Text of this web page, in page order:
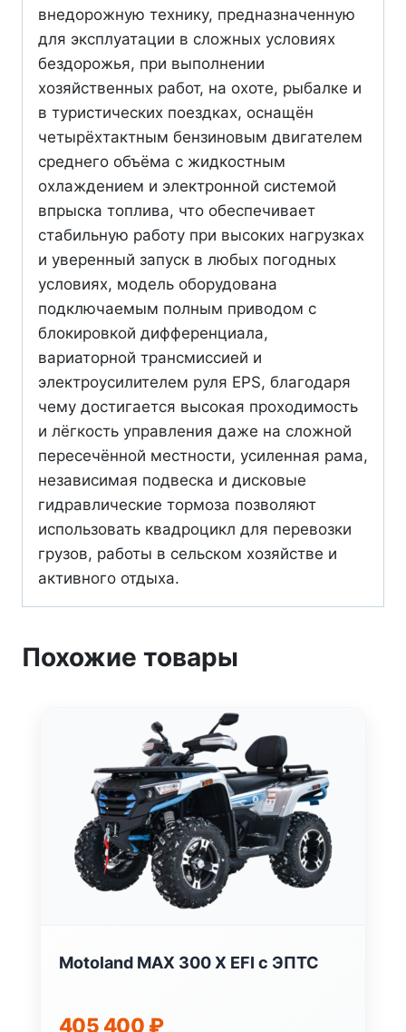
внедорожную технику, предназначенную
для эксплуатации в сложных условиях
бездорожья, при выполнении
хозяйственных работ, на охоте, рыбалке и
в туристических поездках, оснащён
четырёхтактным бензиновым двигателем
среднего объёма с жидкостным
охлаждением и электронной системой
впрыска топлива, что обеспечивает
стабильную работу при высоких нагрузках
и уверенный запуск в любых погодных
условиях, модель оборудована
подключаемым полным приводом с
блокировкой дифференциала,
вариаторной трансмиссией и
электроусилителем руля EPS, благодаря
чему достигается высокая проходимость
и лёгкость управления даже на сложной
пересечённой местности, усиленная рама,
независимая подвеска и дисковые
гидравлические тормоза позволяют
использовать квадроцикл для перевозки
грузов, работы в сельском хозяйстве и
активного отдыха.
Похожие товары
Motoland MAX 300 X EFI с ЭПТС
405 400 ₽